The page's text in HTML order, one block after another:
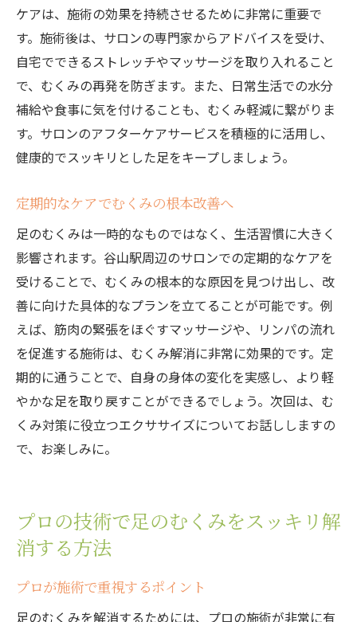
ケアは、施術の効果を持続させるために非常に重要で
す。施術後は、サロンの専門家からアドバイスを受け、
自宅でできるストレッチやマッサージを取り入れること
で、むくみの再発を防ぎます。また、日常生活での水分
補給や食事に気を付けることも、むくみ軽減に繋がりま
す。サロンのアフターケアサービスを積極的に活用し、
健康的でスッキリとした足をキープしましょう。
定期的なケアでむくみの根本改善へ
足のむくみは一時的なものではなく、生活習慣に大きく
影響されます。谷山駅周辺のサロンでの定期的なケアを
受けることで、むくみの根本的な原因を見つけ出し、改
善に向けた具体的なプランを立てることが可能です。例
えば、筋肉の緊張をほぐすマッサージや、リンパの流れ
を促進する施術は、むくみ解消に非常に効果的です。定
期的に通うことで、自身の身体の変化を実感し、より軽
やかな足を取り戻すことができるでしょう。次回は、む
くみ対策に役立つエクササイズについてお話ししますの
で、お楽しみに。
プロの技術で足のむくみをスッキリ解
消する方法
プロが施術で重視するポイント
足のむくみを解消するためには、プロの施術が非常に有